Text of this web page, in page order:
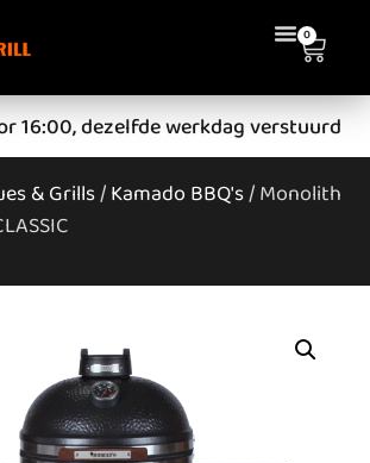
0
16:00, dezelfde werkdag verstuurd
& Grills/Kamado BBQ's/ Monolith